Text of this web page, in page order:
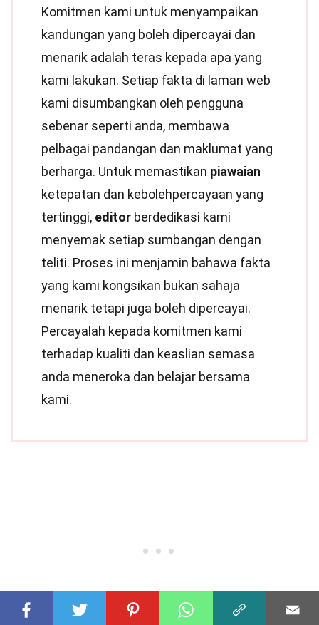
Komitmen kami untuk menyampaikan
kandungan yang boleh dipercayai dan
menarik adalah teras kepada apa yang
kami lakukan. Setiap fakta di laman web
kami disumbangkan oleh pengguna
sebenar seperti anda, membawa
pelbagai pandangan dan maklumat yang
berharga. Untuk memastikan piawaian
ketepatan dan kebolehpercayaan yang
tertinggi, editor berdedikasi kami
menyemak setiap sumbangan dengan
teliti. Proses ini menjamin bahawa fakta
yang kami kongsikan bukan sahaja
menarik tetapi juga boleh dipercayai.
Percayalah kepada komitmen kami
terhadap kualiti dan keaslian semasa
anda meneroka dan belajar bersama
kami.